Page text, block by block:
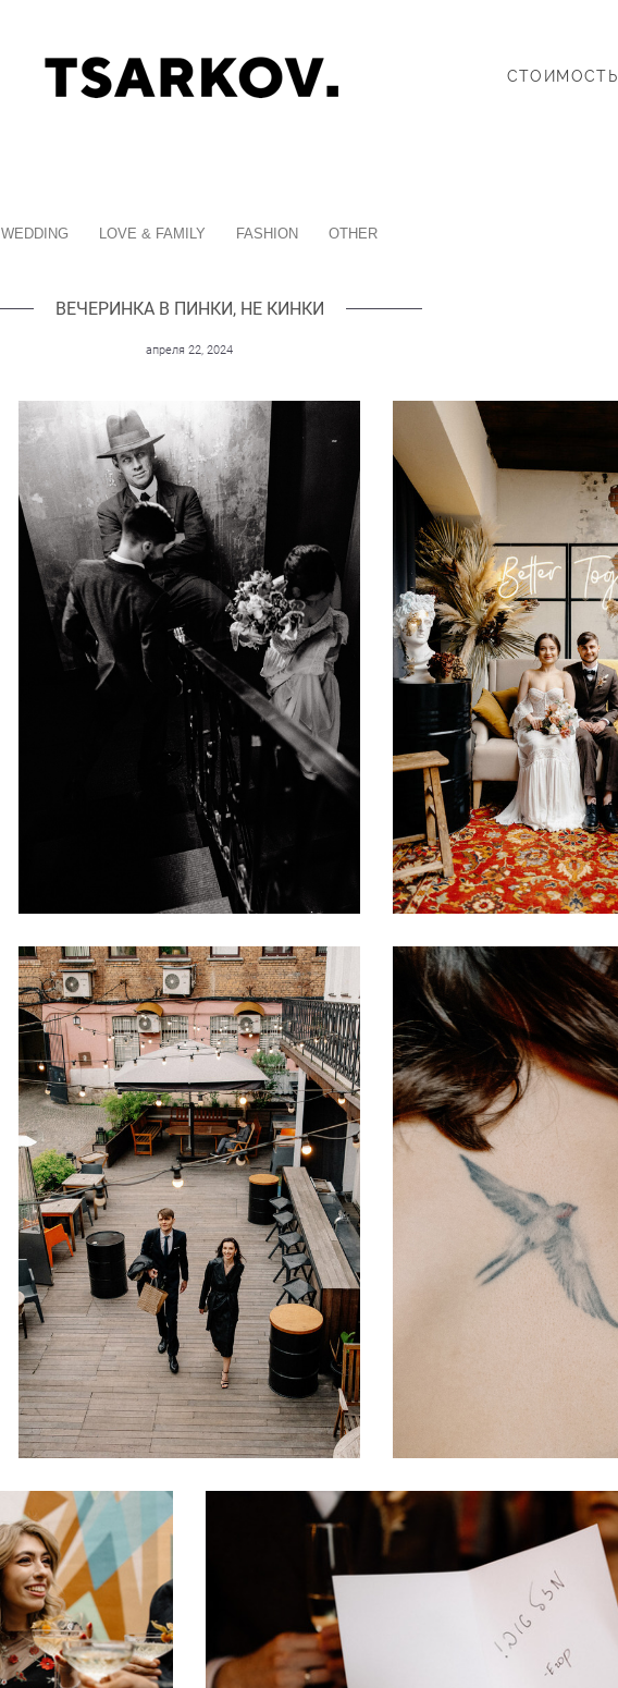
СТОИМОСТЬ
WEDDING LOVE & FAMILY FASHION OTHER
ВЕЧЕРИНКА В ПИНКИ, НЕ КИНКИ
апреля 22, 2024